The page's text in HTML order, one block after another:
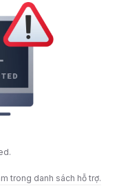
trong danh sách hỗ trợ.